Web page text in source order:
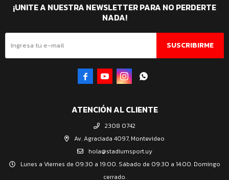
ATENCIÓN AL CLIENTE
2308 0742
Av. Agraciada 4097, Montevideo
hola@stadiumsport.uy
Lunes a Viernes de 09:30 a 19:00. Sábado de 09:30 a 14:00. Domingo
cerrado.
¡UNITE A NUESTRA NEWSLETTER PARA NO PERDERTE
NADA!
SUSCRIBIRME
   